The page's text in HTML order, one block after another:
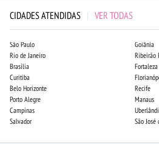
CIDADES ATENDIDAS | VER TODAS
São Paulo
Rio de Janeiro
Brasília
Curitiba
Belo Horizonte
Porto Alegre
Campinas
Salvador
Goiânia
Ribeirão
Fortaleza
Recife
Manaus
São José